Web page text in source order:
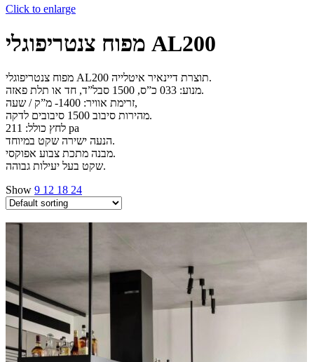
Click to enlarge
מפוח צנטריפוגלי AL200
מפוח צנטריפוגלי AL200 תוצרת דיינאיר איטלייה.
מנוע: 033 כ”ס, 1500 סבל”ד, חד או תלת פאזה.
זרימת אוויר: 1400- מ”ק / שעה,
מהירות סיבוב 1500 סיבובים לדקה.
לחץ כולל: 211 pa
הנעה ישירה שקט במיוחד.
מבנה מתכת צבוע אפוקסי.
שקט בעל יעילות גבוהה.
Show 9 12 18 24